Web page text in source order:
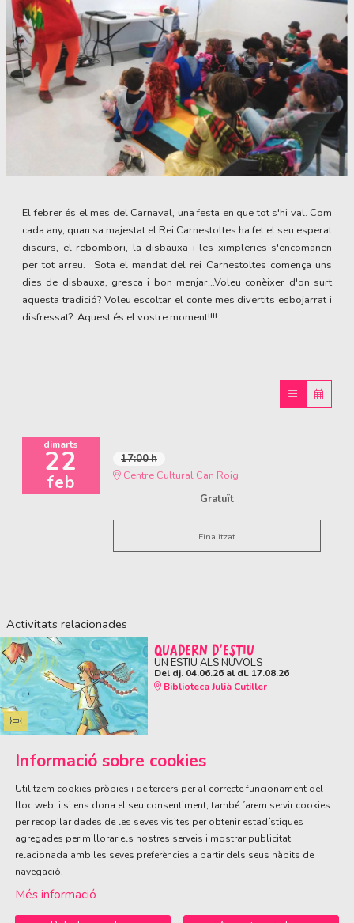
El febrer és el mes del Carnaval, una festa en que tot s'hi val. Com
cada any, quan sa majestat el Rei Carnestoltes ha fet el seu esperat
discurs, el rebombori, la disbauxa i les ximpleries s'encomanen
per tot arreu. Sota el mandat del rei Carnestoltes comença uns
dies de disbauxa, gresca i bon menjar...Voleu conèixer d'on surt
aquesta tradició? Voleu escoltar el conte mes divertits esbojarrat i
disfressat? Aquest és el vostre moment!!!!
dimarts
22
feb
17:00 h
Centre Cultural Can Roig
Gratuït
Finalitzat
Activitats relacionades
QUADERN D'ESTIU
UN ESTIU ALS NÚVOLS
Del dj. 04.06.26al dl. 17.08.26
Biblioteca Julià Cutiller
ÀREA DE CULTURA
Olivareta, 38 · T. 972 83 00 05cultura@llagostera.cat
Sitemap
Informació sobre cookies
Utilitzem cookies pròpies i de tercers per al correcte funcionament del
lloc web, i si ens dona el seu consentiment, també farem servir cookies
per recopilar dades de les seves visites per obtenir estadístiques
agregades per millorar els nostres serveis i mostrar publicitat
relacionada amb les seves preferències a partir dels seus hàbits de
navegació.
Més informació